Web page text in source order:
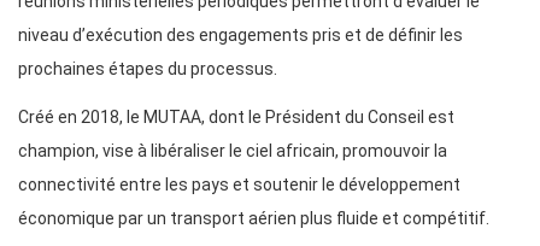
niveau d’exécution des engagements pris et de définir les
prochaines étapes du processus.
Créé en 2018, le MUTAA, dont le Président du Conseil est
champion, vise à libéraliser le ciel africain, promouvoir la
connectivité entre les pays et soutenir le développement
économique par un transport aérien plus fluide et compétitif.